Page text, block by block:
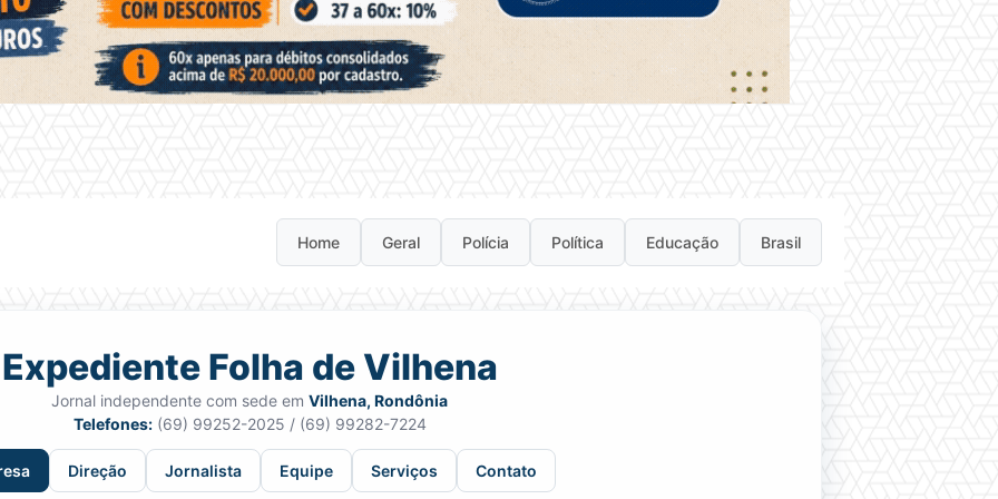
Home Geral Polícia Política Educação Brasil
Expediente Folha de Vilhena
Jornal independente com sede em Vilhena, Rondônia
Telefones:(69) 99252-2025 / (69) 99282-7224
Direção Jornalista Equipe Serviços Contato